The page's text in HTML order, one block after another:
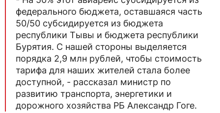
федерального бюджета, оставшаяся часть
50/50 субсидируется из бюджета
республики Тывы и бюджета республики
Бурятия. С нашей стороны выделяется
порядка 2,9 млн рублей, чтобы стоимость
тарифа для наших жителей стала более
доступной, - рассказал министр по
развитию транспорта, энергетики и
дорожного хозяйства РБ Александр Гоге.